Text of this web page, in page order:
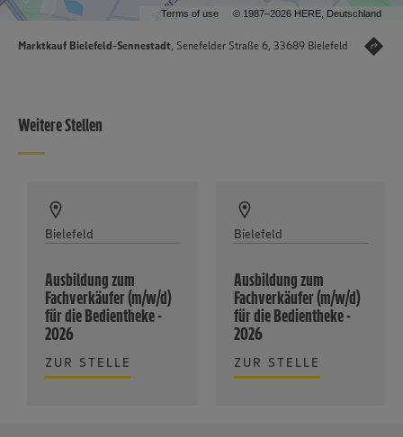
Terms of use © 1987–2026 HERE, Deutschland
Marktkauf Bielefeld-Sennestadt, Senefelder Straße 6, 33689 Bielefeld
Weitere Stellen
Bielefeld
Ausbildung zum
Fachverkäufer (m/w/d)
für die Bedientheke -
2026
ZUR STELLE
Bielefeld
Ausbildung zum
Fachverkäufer (m/w/d)
für die Bedientheke -
2026
ZUR STELLE